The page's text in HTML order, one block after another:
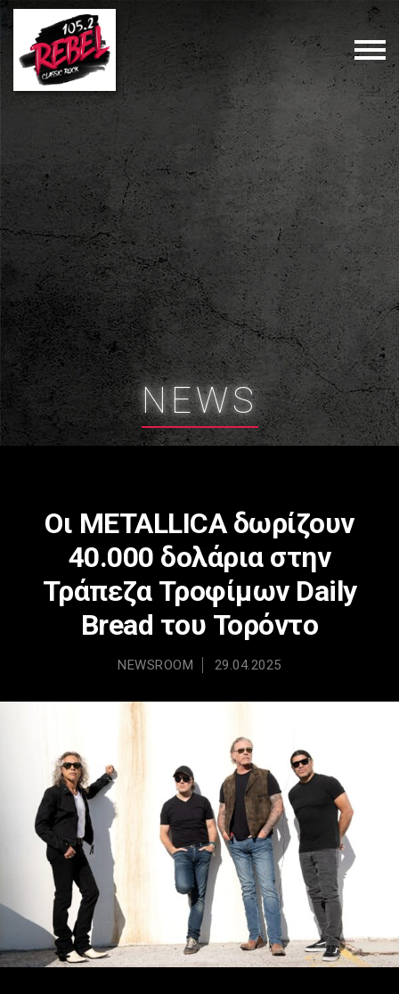
NEWS
Οι METALLICA δωρίζουν
40.000 δολάρια στην
Τράπεζα Τροφίμων Daily
Bread του Τορόντο
NEWSROOM 29.04.2025